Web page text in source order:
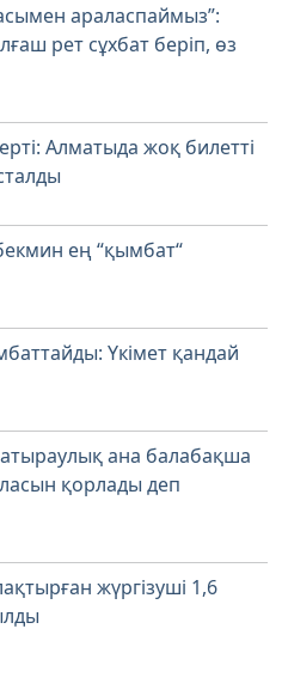
араласпаймыз”:
рет сұхбат беріп, өз
Алматыда жоқ билетті
ең “қымбат“
Үкімет қандай
ана балабақша
қорлады деп
жүргізуші 1,6